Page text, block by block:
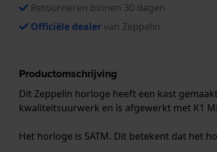
Retourneren binnen 30 dagen
Officiële dealervan Zeppelin
Productomschrijving
Dit Zeppelin horloge heeft een kast
kwaliteitsuurwerk en is afgewerkt met K1
Het horloge is 5ATM. Dit betekent dat het